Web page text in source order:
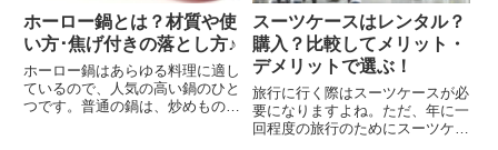
ホーロー鍋とは？材質や使
い方･焦げ付きの落とし方♪
ホーロー鍋はあらゆる料理に適し
ているので、人気の高い鍋のひと
つです。普通の鍋は、炒めものや
スーツケースはレンタル？
購入？比較してメリット・
デメリットで選ぶ！
旅行に行く際はスーツケースが必
要になりますよね。ただ、年に一
回程度の旅行のためにスーツケー